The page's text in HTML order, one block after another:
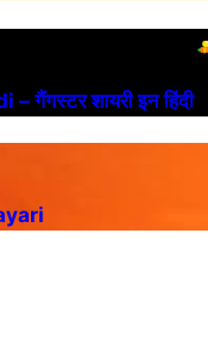
शायरी इन हिंदी